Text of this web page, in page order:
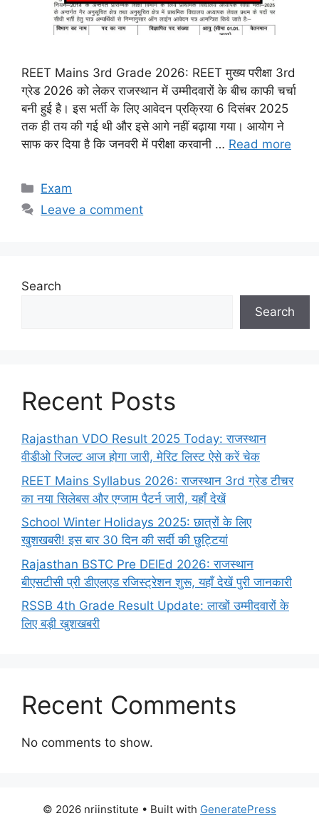
REET Mains 3rd Grade 2026: REET मुख्य परीक्षा 3rd
ग्रेड 2026 को लेकर राजस्थान में उम्मीदवारों के बीच काफी चर्चा
बनी हुई है। इस भर्ती के लिए आवेदन प्रक्रिया 6 दिसंबर 2025
तक ही तय की गई थी और इसे आगे नहीं बढ़ाया गया। आयोग ने
साफ कर दिया है कि जनवरी में परीक्षा करवानी … Read more
Categories
Exam
Leave a comment
Search
Search
Recent Posts
Rajasthan VDO Result 2025 Today: राजस्थान
वीडीओ रिजल्ट आज होगा जारी, मेरिट लिस्ट ऐसे करें चेक
REET Mains Syllabus 2026: राजस्थान 3rd ग्रेड टीचर
का नया सिलेबस और एग्जाम पैटर्न जारी, यहाँ देखें
School Winter Holidays 2025: छात्रों के लिए
खुशखबरी! इस बार 30 दिन की सर्दी की छुट्टियां
Rajasthan BSTC Pre DElEd 2026: राजस्थान
बीएसटीसी प्री डीएलएड रजिस्ट्रेशन शुरू, यहाँ देखें पुरी जानकारी
RSSB 4th Grade Result Update: लाखों उम्मीदवारों के
लिए बड़ी खुशखबरी
Recent Comments
No comments to show.
© 2026 nriinstitute • Built with GeneratePress